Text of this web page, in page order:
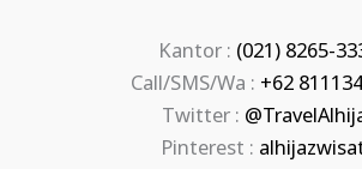
Kantor : (021) 8265-
Call/SMS/Wa : +62
Twitter :
Pinterest :